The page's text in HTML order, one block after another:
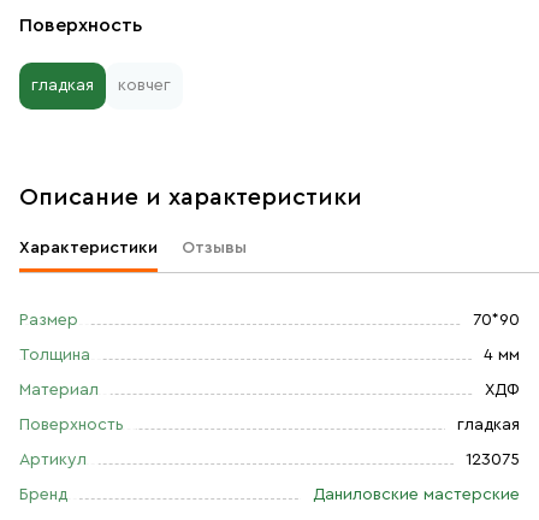
Поверхность
гладкая ковчег
Описание и характеристики
Характеристики Отзывы
Размер 70*90
Толщина 4 мм
Материал ХДФ
Поверхность гладкая
Артикул 123075
Бренд Даниловские мастерские